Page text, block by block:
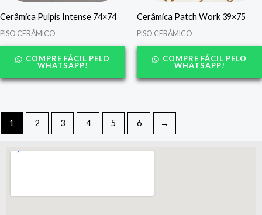
Cerâmica Pulpis Intense 74×74
PISO CERÂMICO
COMPRE FÁCIL PELO
WHATSAPP!
Cerâmica Patch Work 39×75
PISO CERÂMICO
COMPRE FÁCIL PELO
WHATSAPP!
1 2 3 4 5 6 →